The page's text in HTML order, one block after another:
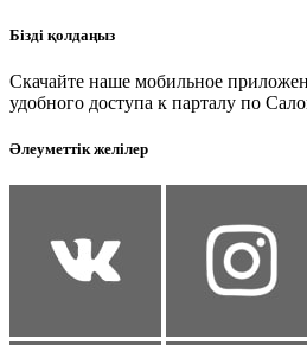
Бізді қолдаңыз
Скачайте наше мобильное
удобного доступа к парталу по
Әлеуметтік желілер